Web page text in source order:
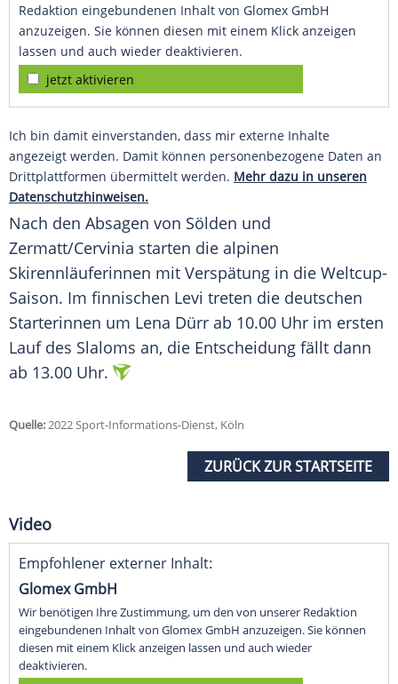
Redaktion eingebundenen Inhalt von Glomex GmbH
anzuzeigen. Sie können diesen mit einem Klick anzeigen
lassen und auch wieder deaktivieren.
jetzt aktivieren
Ich bin damit einverstanden, dass mir externe Inhalte
angezeigt werden. Damit können personenbezogene Daten an
Drittplattformen übermittelt werden. Mehr dazu in unseren
Datenschutzhinweisen.
Nach den Absagen von Sölden und
Zermatt/Cervinia starten die alpinen
Skirennläuferinnen mit Verspätung in die Weltcup-
Saison. Im finnischen Levi treten die deutschen
Starterinnen um Lena Dürr ab 10.00 Uhr im ersten
Lauf des Slaloms an, die Entscheidung fällt dann
ab 13.00 Uhr.
Quelle:2022 Sport-Informations-Dienst, Köln
ZURÜCK ZUR STARTSEITE
Video
Empfohlener externer Inhalt:
Glomex GmbH
Wir benötigen Ihre Zustimmung, um den von unserer Redaktion
eingebundenen Inhalt von Glomex GmbH anzuzeigen. Sie können
diesen mit einem Klick anzeigen lassen und auch wieder
deaktivieren.